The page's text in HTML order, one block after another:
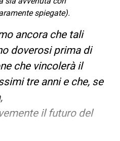
spiegate).
ancora che tali
doverosi prima di
che vincolerà il
tre anni e che, se
il futuro del